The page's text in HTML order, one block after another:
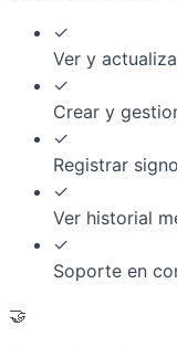
✓
Ver y
✓
Crear y
✓
Registrar
✓
Ver historial
✓
Soporte en
🤝